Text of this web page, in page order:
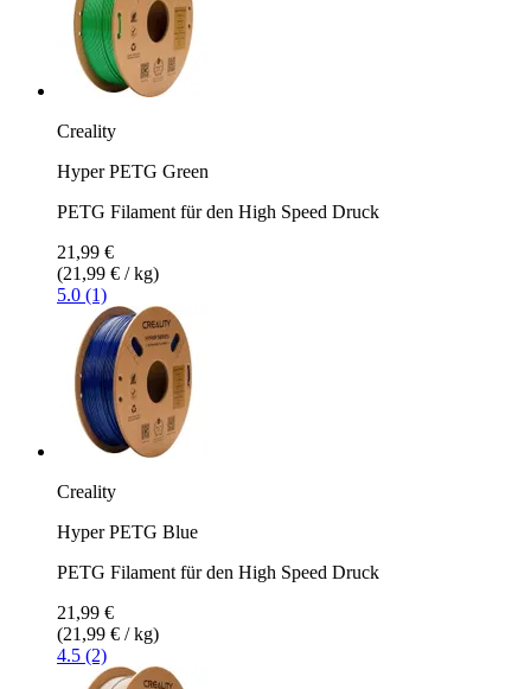
Creality
Hyper PETG Green
PETG Filament für den High Speed Druck
21,99 €
(21,99 € / kg)
5.0 (1)
Creality
Hyper PETG Blue
PETG Filament für den High Speed Druck
21,99 €
(21,99 € / kg)
4.5 (2)